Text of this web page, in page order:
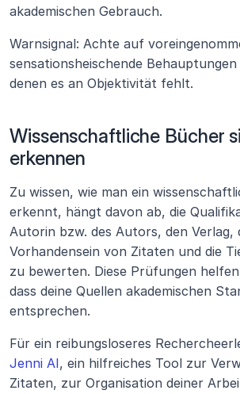
akademischen Gebrauch.
Warnsignal: Achte auf
sensationsheischende
denen es an Objektivität fehlt.
Wissenschaftliche Bücher
erkennen
Zu wissen, wie man ein
erkennt, hängt davon ab, die
Autorin bzw. des Autors, den Verlag,
Vorhandensein von Zitaten und die
zu bewerten. Diese Prüfungen
dass deine Quellen akademischen
entsprechen.
Jenni AI, ein hilfreiches Tool zur
Zitaten, zur Organisation deiner